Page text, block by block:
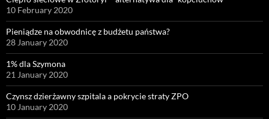
10 February 2020
Pieniądze na obwodnicę z budżetu państwa?
28 January 2020
1% dla Szymona
21 January 2020
Czynsz dzierżawny szpitala a pokrycie straty ZPO
10 January 2020